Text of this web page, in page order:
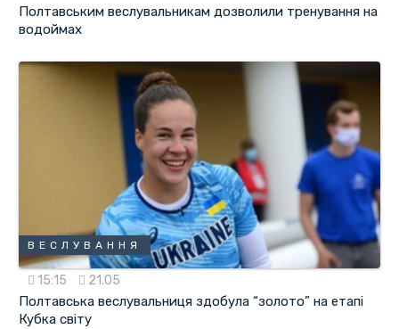
Полтавським веслувальникам дозволили тренування на
водоймах
ВЕСЛУВАННЯ
15:15 21.05
Полтавська веслувальниця здобула “золото” на етапі
Кубка світу